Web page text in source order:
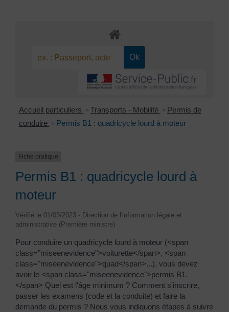
Accueil particuliers > Transports - Mobilité > Permis de
conduire > Permis B1 : quadricycle lourd à moteur
Fiche pratique
Permis B1 : quadricycle lourd à
moteur
Vérifié le 01/03/2023 - Direction de l'information légale et
administrative (Première ministre)
Pour conduire un quadricycle lourd à moteur (<span
class="miseenevidence">voiturette</span>, <span
class="miseenevidence">quad</span>...), vous devez
avoir le <span class="miseenevidence">permis B1.
</span> Quel est l'âge minimum ? Comment s'inscrire,
passer les examens (code et la conduite) et faire la
demande du permis ? Nous vous indiquons étapes à suivre